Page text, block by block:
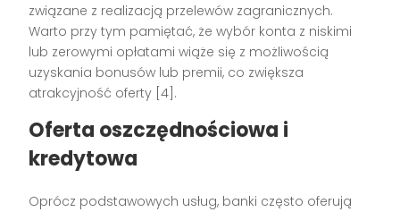
związane z realizacją przelewów zagranicznych.
Warto przy tym pamiętać, że wybór konta z niskimi
lub zerowymi opłatami wiąże się z możliwością
uzyskania bonusów lub premii, co zwiększa
atrakcyjność oferty [4].
Oferta oszczędnościowa i
kredytowa
Oprócz podstawowych usług, banki często oferują